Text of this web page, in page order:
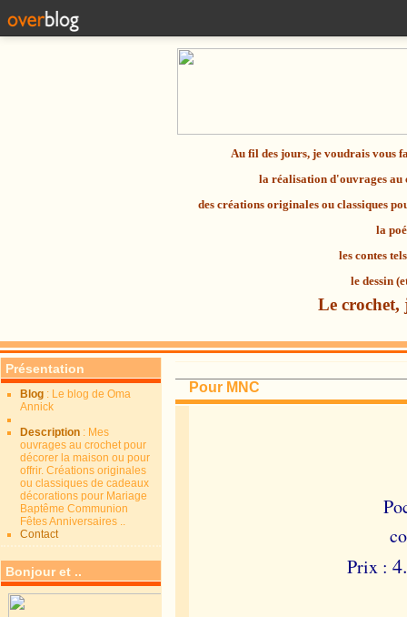
Au fil des jours, je voudrais vous
la réalisation d'ouvrages au
des créations originales ou classiques
la
les contes
le dessin
Le crochet,
Présentation
Blog : Le blog de Oma
Annick
Description : Mes
ouvrages au crochet pour
décorer la maison ou pour
offrir. Créations originales
ou classiques de cadeaux
décorations pour Mariage
Baptême Communion
Fêtes Anniversaires ..
Contact
Bonjour et ..
Pour MNC
Prix :